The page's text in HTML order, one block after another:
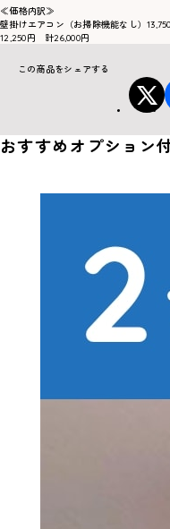
≪価格内訳≫
壁掛けエアコン（お掃除機能なし）
12,250円 計26,000円
この商品をシェアする
おすすめオプション